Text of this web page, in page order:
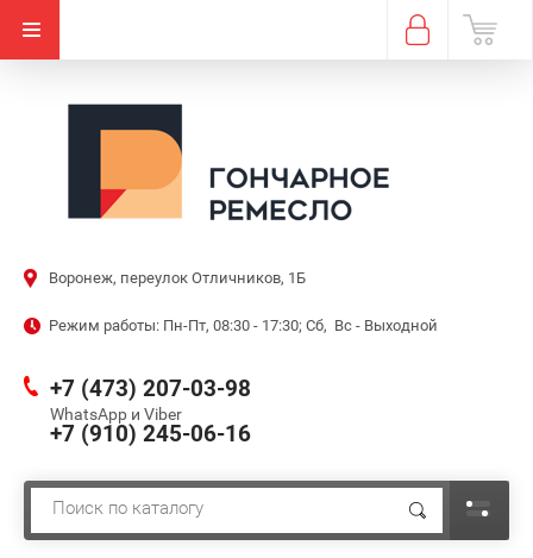
Воронеж, переулок Отличников, 1Б
Режим работы: Пн-Пт, 08:30 - 17:30; Сб, Вс - Выходной
+7 (473) 207-03-98
WhatsApp и Viber
+7 (910) 245-06-16